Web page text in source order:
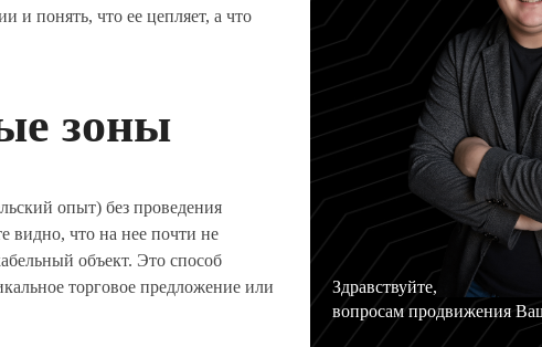
и понять, что ее цепляет, а что
зоны
опыт) без проведения
видно, что на нее почти не
объект. Это способ
торговое предложение или
Здравствуйте, меня зовут
вопросам продвижения